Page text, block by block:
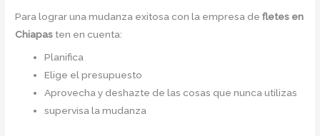
Para lograr una mudanza exitosa con la empresa defletes en
Chiapas ten en cuenta:
Planifica
Elige el presupuesto
Aprovecha y deshazte de las cosas que nunca utilizas
supervisa la mudanza